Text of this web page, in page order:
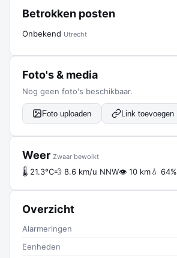
Betrokken posten
Onbekend Utrecht
Foto's & media
Nog geen foto's beschikbaar.
Foto uploaden Link toevoegen
Weer Zwaar bewolkt
🌡 21.3°C💨 8.6 km/u NNW👁 10 km💧 64%
Overzicht
Alarmeringen
Eenheden